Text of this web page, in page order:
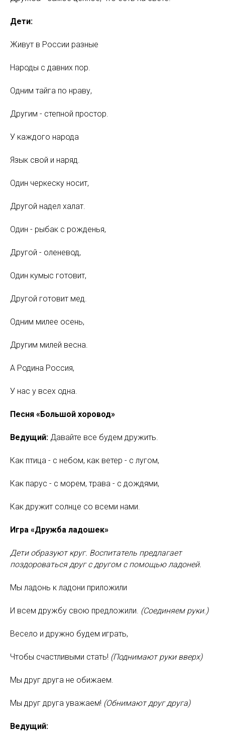
Дети:
Живут в России разные
Народы с давних пор.
Одним тайга по нраву,
Другим - степной простор.
У каждого народа
Язык свой и наряд.
Один черкеску носит,
Другой надел халат.
Один - рыбак с рожденья,
Другой - оленевод,
Один кумыс готовит,
Другой готовит мед.
Одним милее осень,
Другим милей весна.
А Родина Россия,
У нас у всех одна.
Песня «Большой хоровод»
Ведущий: Давайте все будем дружить.
Как птица - с небом, как ветер - с лугом,
Как парус - с морем, трава - с дождями,
Как дружит солнце со всеми нами.
Игра «Дружба ладошек»
Дети образуют круг. Воспитатель предлагает
поздороваться друг с другом с помощью ладоней.
Мы ладонь к ладони приложили
И всем дружбу свою предложили. (Соединяем руки.)
Весело и дружно будем играть,
Чтобы счастливыми стать! (Поднимают руки вверх)
Мы друг друга не обижаем.
Мы друг друга уважаем! (Обнимают друг друга)
Ведущий: